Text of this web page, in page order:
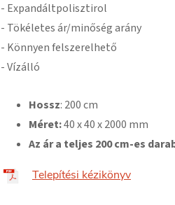
- Expandáltpolisztirol
- Tökéletes ár/minőség arány
- Könnyen felszerelhető
- Vízálló
Hossz: 200 cm
Méret:40x 40 x 2000 mm
Az ár a teljes 200 cm-es
Telepítési kézikönyv